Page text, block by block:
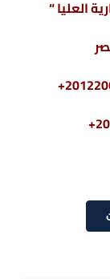
العليا “